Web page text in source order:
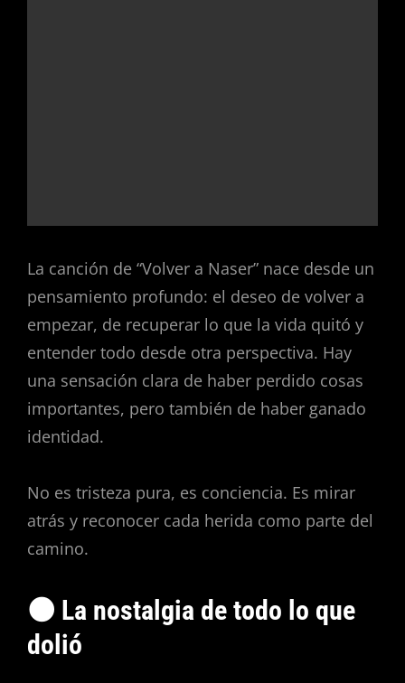
La canción de “Volver a Naser” nace desde un
pensamiento profundo: el deseo de volver a
empezar, de recuperar lo que la vida quitó y
entender todo desde otra perspectiva. Hay
una sensación clara de haber perdido cosas
importantes, pero también de haber ganado
identidad.
No es tristeza pura, es conciencia. Es mirar
atrás y reconocer cada herida como parte del
camino.
🌑 La nostalgia de todo lo que
dolió